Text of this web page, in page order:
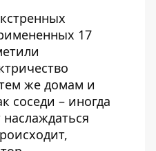
17
же домам и
соседи – иногда